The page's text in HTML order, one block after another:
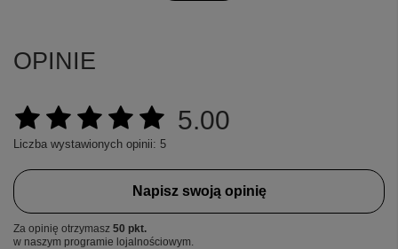
OPINIE
5.00
Liczba wystawionych opinii: 5
Napisz swoją opinię
Za opinię otrzymasz 50 pkt.
w naszym programie lojalnościowym.